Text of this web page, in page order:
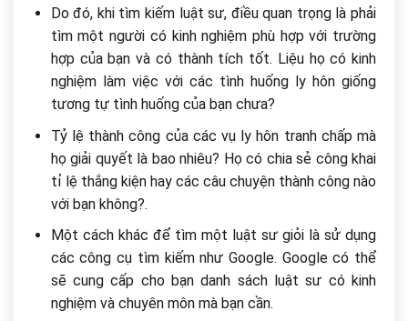
Do đó, khi tìm kiếm luật sư, điều quan trọng là phải
tìm một người có kinh nghiệm phù hợp với trường
hợp của bạn và có thành tích tốt. Liệu họ có kinh
nghiệm làm việc với các tình huống ly hôn giống
tương tự tình huống của bạn chưa?
Tỷ lệ thành công của các vụ ly hôn tranh chấp mà
họ giải quyết là bao nhiêu? Họ có chia sẻ công khai
tỉ lệ thắng kiện hay các câu chuyện thành công nào
với bạn không?.
Một cách khác để tìm một luật sư giỏi là sử dụng
các công cụ tìm kiếm như Google. Google có thể
sẽ cung cấp cho bạn danh sách luật sư có kinh
nghiệm và chuyên môn mà bạn cần.